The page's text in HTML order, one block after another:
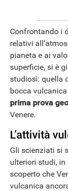
Confrontando i
relativi
pianeta e ai
superficie, si è
studiosi: quella
bocca
prima prova
Venere.
L’attività
Gli scienziati si
ulteriori studi,
scoperto che
vulcanica